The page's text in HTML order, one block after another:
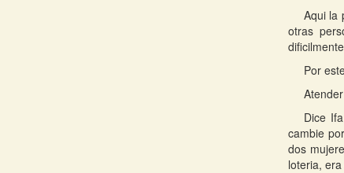
Aqui la
otras
Por
Dice
cambie
dos
loteria,